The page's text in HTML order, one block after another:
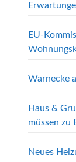
EU-
Warnecke
Haus &
müssen zu
Neues